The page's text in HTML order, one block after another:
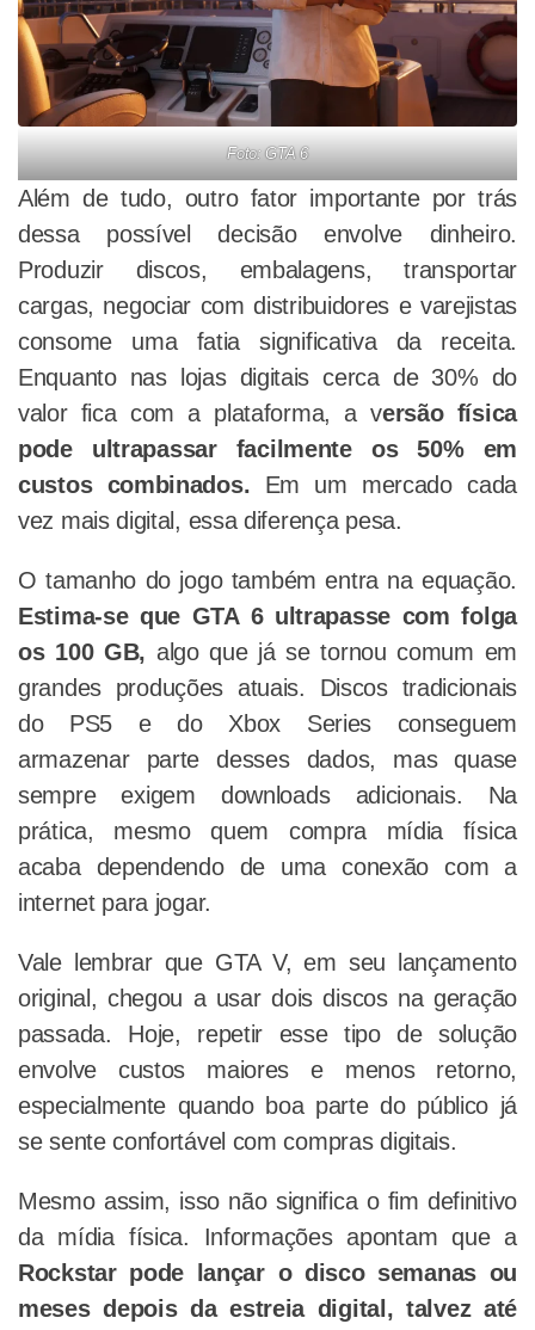
Foto: GTA 6
Além de tudo, outro fator importante por trás
dessa possível decisão envolve dinheiro.
Produzir discos, embalagens, transportar
cargas, negociar com distribuidores e varejistas
consome uma fatia significativa da receita.
Enquanto nas lojas digitais cerca de 30% do
valor fica com a plataforma, a versão física
pode ultrapassar facilmente os 50% em
custos combinados. Em um mercado cada
vez mais digital, essa diferença pesa.
O tamanho do jogo também entra na equação.
Estima-se que GTA 6 ultrapasse com folga
os 100 GB, algo que já se tornou comum em
grandes produções atuais. Discos tradicionais
do PS5 e do Xbox Series conseguem
armazenar parte desses dados, mas quase
sempre exigem downloads adicionais. Na
prática, mesmo quem compra mídia física
acaba dependendo de uma conexão com a
internet para jogar.
Vale lembrar que GTA V, em seu lançamento
original, chegou a usar dois discos na geração
passada. Hoje, repetir esse tipo de solução
envolve custos maiores e menos retorno,
especialmente quando boa parte do público já
se sente confortável com compras digitais.
Mesmo assim, isso não significa o fim definitivo
da mídia física. Informações apontam que a
Rockstar pode lançar o disco semanas ou
meses depois da estreia digital, talvez até